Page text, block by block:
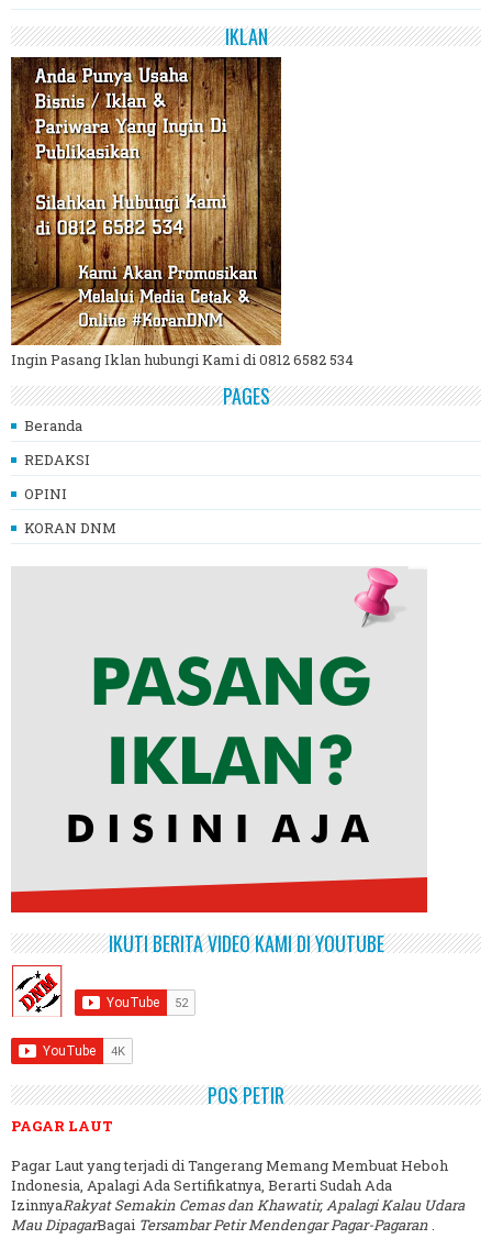
IKLAN
Ingin Pasang Iklan hubungi Kami di 0812 6582 534
PAGES
Beranda
REDAKSI
OPINI
KORAN DNM
IKUTI BERITA VIDEO KAMI DI YOUTUBE
POS PETIR
PAGAR LAUT
Pagar Laut yang terjadi di Tangerang Memang Membuat Heboh
Indonesia, Apalagi Ada Sertifikatnya, Berarti Sudah Ada
IzinnyaRakyat Semakin Cemas dan Khawatir, Apalagi Kalau Udara
Mau DipagarBagai Tersambar Petir Mendengar Pagar-Pagaran.